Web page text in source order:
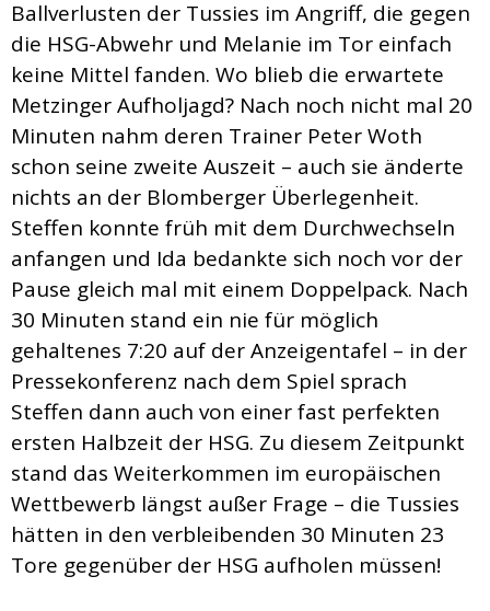
Ballverlusten der Tussies im Angriff, die gegen
die HSG-Abwehr und Melanie im Tor einfach
keine Mittel fanden. Wo blieb die erwartete
Metzinger Aufholjagd? Nach noch nicht mal 20
Minuten nahm deren Trainer Peter Woth
schon seine zweite Auszeit – auch sie änderte
nichts an der Blomberger Überlegenheit.
Steffen konnte früh mit dem Durchwechseln
anfangen und Ida bedankte sich noch vor der
Pause gleich mal mit einem Doppelpack. Nach
30 Minuten stand ein nie für möglich
gehaltenes 7:20 auf der Anzeigentafel – in der
Pressekonferenz nach dem Spiel sprach
Steffen dann auch von einer fast perfekten
ersten Halbzeit der HSG. Zu diesem Zeitpunkt
stand das Weiterkommen im europäischen
Wettbewerb längst außer Frage – die Tussies
hätten in den verbleibenden 30 Minuten 23
Tore gegenüber der HSG aufholen müssen!